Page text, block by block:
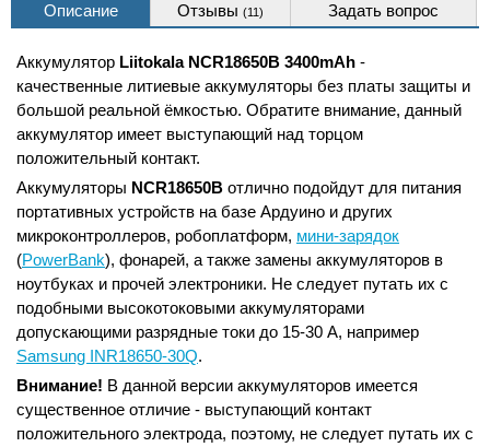
Описание Отзывы(11) Задать вопрос
Аккумулятор Liitokala NCR18650B 3400mAh -
качественные литиевые аккумуляторы без платы защиты и
большой реальной ёмкостью. Обратите внимание, данный
аккумулятор имеет выступающий над торцом
положительный контакт.
Аккумуляторы NCR18650B отлично подойдут для питания
портативных устройств на базе Ардуино и других
микроконтроллеров, робоплатформ, мини-зарядок
(PowerBank), фонарей, а также замены аккумуляторов в
ноутбуках и прочей электроники. Не следует путать их с
подобными высокотоковыми аккумуляторами
допускающими разрядные токи до 15-30 А, например
Samsung INR18650-30Q.
Внимание! В данной версии аккумуляторов имеется
существенное отличие - выступающий контакт
положительного электрода, поэтому, не следует путать их с